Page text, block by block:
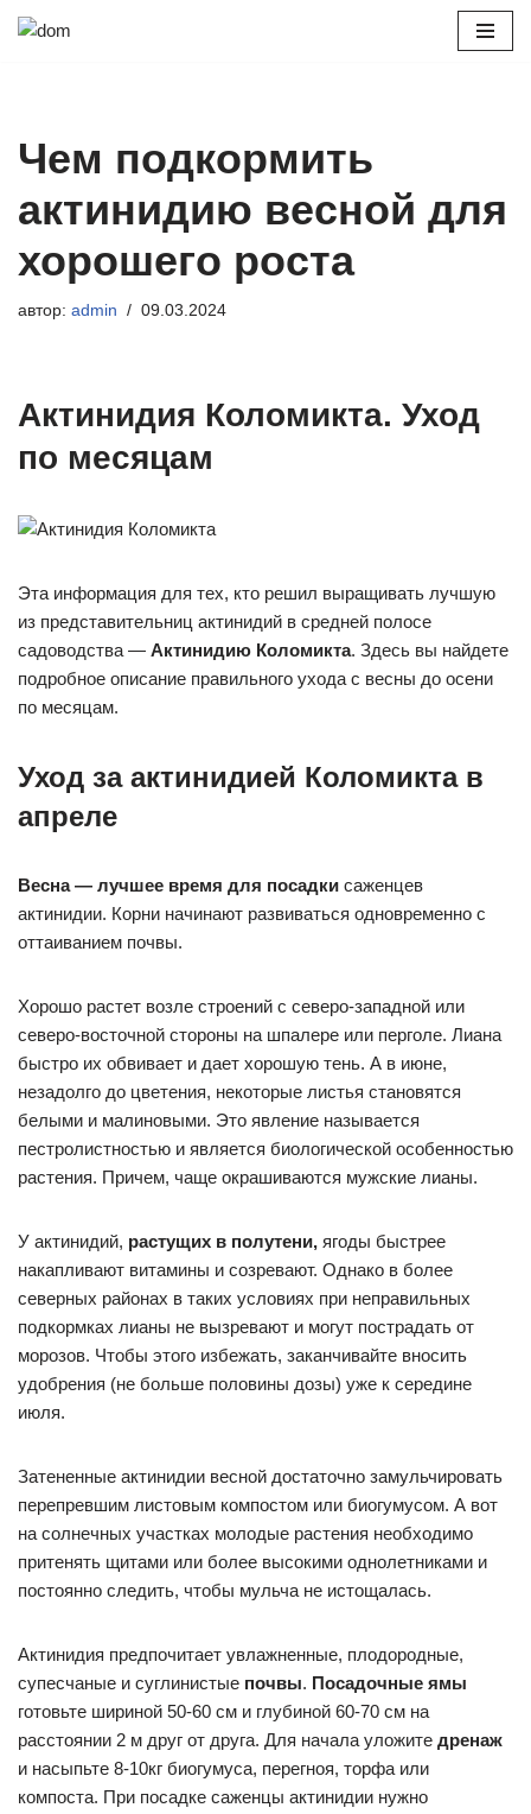
Чем подкормить
актинидию весной для
хорошего роста
автор: admin 09.03.2024
Актинидия Коломикта. Уход
по месяцам
Эта информация для тех, кто решил выращивать лучшую
из представительниц актинидий в средней полосе
садоводства — Актинидию Коломикта. Здесь вы найдете
подробное описание правильного ухода с весны до осени
по месяцам.
Уход за актинидией Коломикта в
апреле
Весна — лучшее время для посадки саженцев
актинидии. Корни начинают развиваться одновременно с
оттаиванием почвы.
Хорошо растет возле строений с северо-западной или
северо-восточной стороны на шпалере или перголе. Лиана
быстро их обвивает и дает хорошую тень. А в июне,
незадолго до цветения, некоторые листья становятся
белыми и малиновыми. Это явление называется
пестролистностью и является биологической особенностью
растения. Причем, чаще окрашиваются мужские лианы.
У актинидий, растущих в полутени, ягоды быстрее
накапливают витамины и созревают. Однако в более
северных районах в таких условиях при неправильных
подкормках лианы не вызревают и могут пострадать от
морозов. Чтобы этого избежать, заканчивайте вносить
удобрения (не больше половины дозы) уже к середине
июля.
Затененные актинидии весной достаточно замульчировать
перепревшим листовым компостом или биогумусом. А вот
на солнечных участках молодые растения необходимо
притенять щитами или более высокими однолетниками и
постоянно следить, чтобы мульча не истощалась.
Актинидия предпочитает увлажненные, плодородные,
супесчаные и суглинистые почвы. Посадочные ямы
готовьте шириной 50-60 см и глубиной 60-70 см на
расстоянии 2 м друг от друга. Для начала уложите дренаж
и насыпьте 8-10кг биогумуса, перегноя, торфа или
компоста. При посадке саженцы актинидии нужно